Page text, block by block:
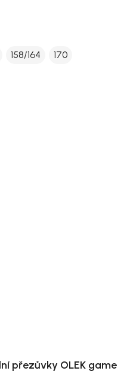
158/164 170
přezůvky OLEK game